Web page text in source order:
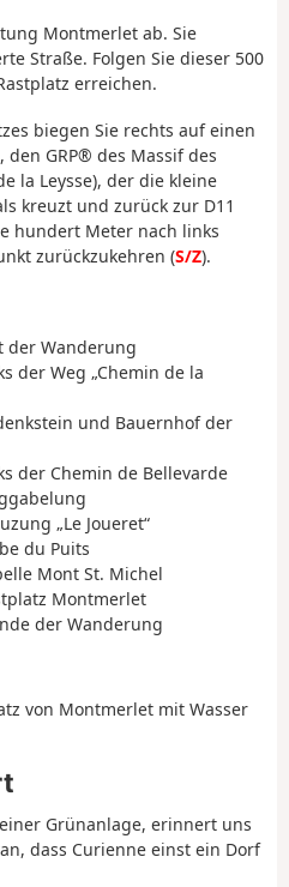
Montmerlet ab. Sie
Straße. Folgen Sie dieser 500
erreichen.
biegen Sie rechts auf einen
GRP® des Massif des
la Leysse), der die kleine
kreuzt und zurück zur D11
hundert Meter nach links
zurückzukehren (S/Z).
der Wanderung
der Weg „Chemin de la
und Bauernhof der
der Chemin de Bellevarde
„Le Joueret“
du Puits
Mont St. Michel
Montmerlet
der Wanderung
von Montmerlet mit Wasser
Grünanlage, erinnert uns
dass Curienne einst ein Dorf